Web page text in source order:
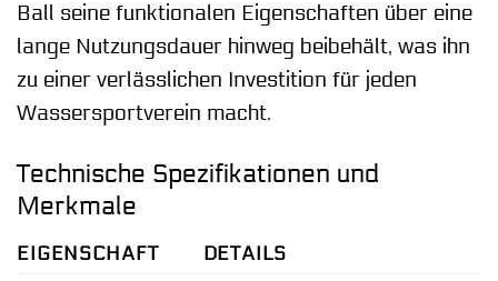
Ball seine funktionalen Eigenschaften über eine
lange Nutzungsdauer hinweg beibehält, was ihn
zu einer verlässlichen Investition für jeden
Wassersportverein macht.
Technische Spezifikationen und
Merkmale
EIGENSCHAFT DETAILS